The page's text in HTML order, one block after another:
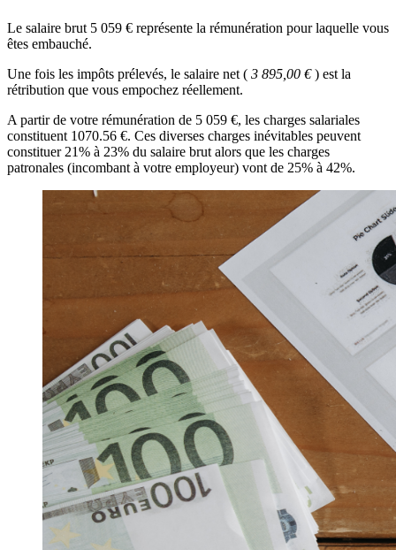
Le salaire brut 5 059 € représente la rémunération pour laquelle vous
êtes embauché.
Une fois les impôts prélevés, le salaire net ( 3 895,00 €) est la
rétribution que vous empochez réellement.
A partir de votre rémunération de 5 059 €, les charges salariales
constituent 1070.56 €. Ces diverses charges inévitables peuvent
constituer 21% à 23% du salaire brut alors que les charges
patronales (incombant à votre employeur) vont de 25% à 42%.